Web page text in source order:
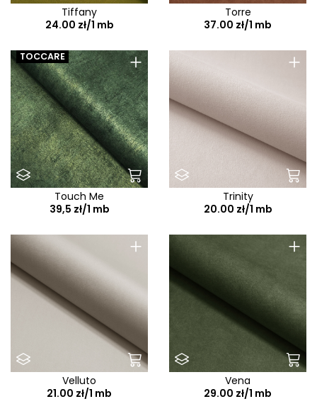
Tiffany
24.00 zł/1 mb
Torre
37.00 zł/1 mb
+
TOCCARE
Touch Me
39,5 zł/1 mb
+
Trinity
20.00 zł/1 mb
+
Velluto
21.00 zł/1 mb
+
Vena
29.00 zł/1 mb